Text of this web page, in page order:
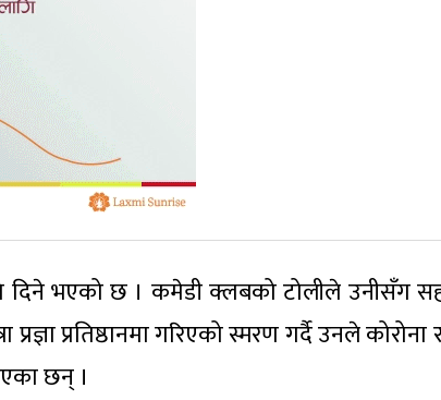
दिने भएको छ । कमेडी क्लबको टोलीले उनीसँग
प्रतिष्ठानमा गरिएको स्मरण गर्दै उनले कोरोना
छन् ।